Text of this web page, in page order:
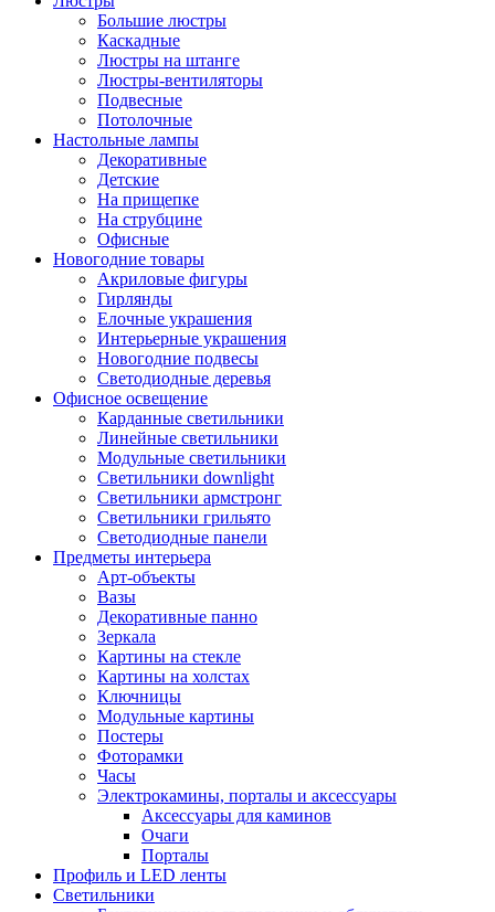
Большие люстры
Каскадные
Люстры на штанге
Люстры-вентиляторы
Подвесные
Потолочные
Настольные лампы
Декоративные
Детские
На прищепке
На струбцине
Офисные
Новогодние товары
Акриловые фигуры
Гирлянды
Елочные украшения
Интерьерные украшения
Новогодние подвесы
Светодиодные деревья
Офисное освещение
Карданные светильники
Линейные светильники
Модульные светильники
Светильники downlight
Светильники армстронг
Светильники грильято
Светодиодные панели
Предметы интерьера
Арт-объекты
Вазы
Декоративные панно
Зеркала
Картины на стекле
Картины на холстах
Ключницы
Модульные картины
Постеры
Фоторамки
Часы
Электрокамины, порталы и аксессуары
Аксессуары для каминов
Очаги
Порталы
Профиль и LED ленты
Светильники